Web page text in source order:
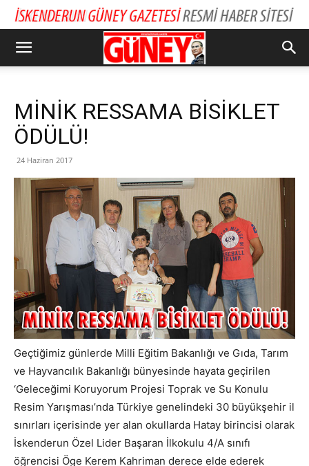
MİNİK RESSAMA BİSİKLET
ÖDÜLÜ!
24 Haziran 2017
Geçtiğimiz günlerde Milli Eğitim Bakanlığı ve Gıda, Tarım
ve Hayvancılık Bakanlığı bünyesinde hayata geçirilen
‘Geleceğimi Koruyorum Projesi Toprak ve Su Konulu
Resim Yarışması’nda Türkiye genelindeki 30 büyükşehir il
sınırları içerisinde yer alan okullarda Hatay birincisi olarak
İskenderun Özel Lider Başaran İlkokulu 4/A sınıfı
öğrencisi Öge Kerem Kahriman derece elde ederek